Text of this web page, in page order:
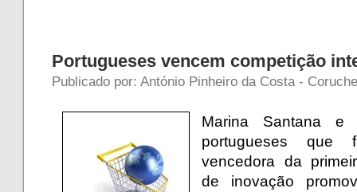
Portugueses vencem competição
Publicado por: António Pinheiro da Costa -
Marina Santana
portugueses que
vencedora da
de inovação